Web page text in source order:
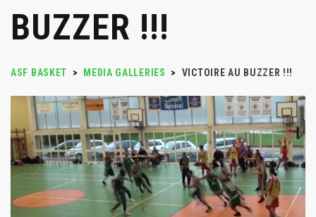
BUZZER !!!
ASF BASKET > MEDIA GALLERIES > VICTOIRE AU BUZZER !!!